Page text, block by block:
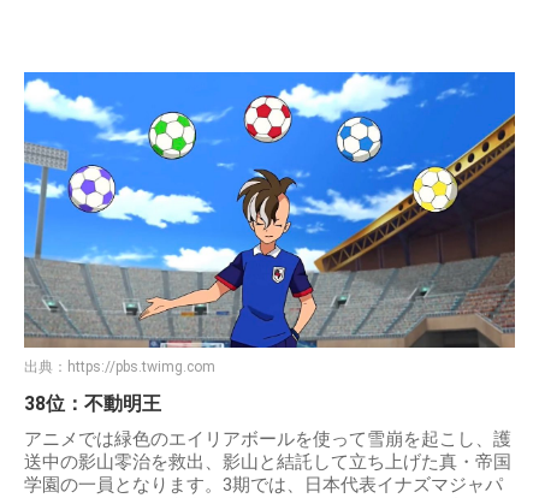
出典： https://pbs.twimg.com
38位：不動明王
アニメでは緑色のエイリアボールを使って雪崩を起こし、護
送中の影山零治を救出、影山と結託して立ち上げた真・帝国
学園の一員となります。3期では、日本代表イナズマジャパ